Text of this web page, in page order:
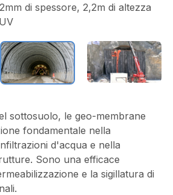
di spessore, 2,2m di altezza
sottosuolo, le geo-membrane
fondamentale nella
d'acqua e nella
Sono una efficace
e la sigillatura di